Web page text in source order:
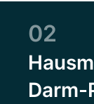
02
Darm-